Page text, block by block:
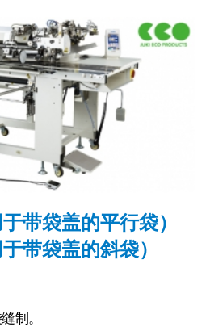
带袋盖的平行袋）
带袋盖的斜袋）
制。